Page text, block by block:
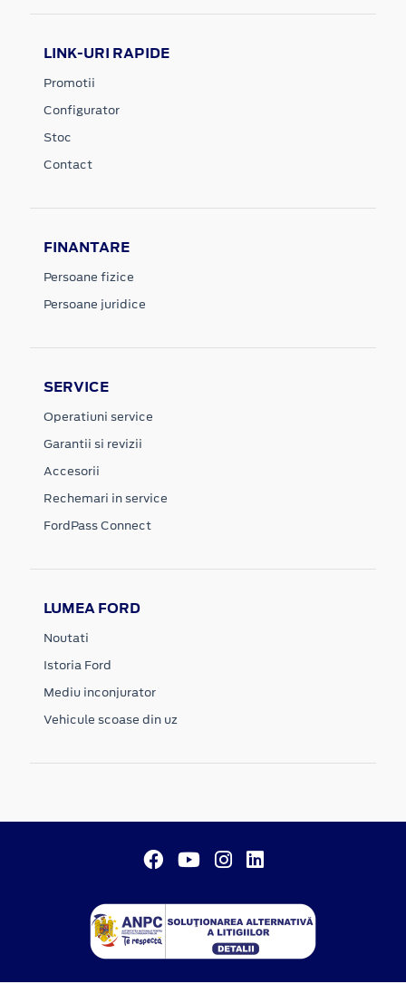
LINK-URI RAPIDE
Promotii
Configurator
Stoc
Contact
FINANTARE
Persoane fizice
Persoane juridice
SERVICE
Operatiuni service
Garantii si revizii
Accesorii
Rechemari in service
FordPass Connect
LUMEA FORD
Noutati
Istoria Ford
Mediu inconjurator
Vehicule scoase din uz